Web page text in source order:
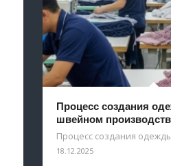
Процесс создания
швейном
Процесс создания
18.12.2025